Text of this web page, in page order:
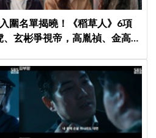
圍名單揭曉！《稻草人》6項
玄彬爭視帝，高胤禎、金高銀